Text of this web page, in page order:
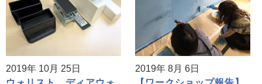
2019年 10月 25日
2019年 8月 6日